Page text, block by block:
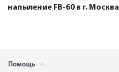
напыление FB-60 в г. Москва
Помощь